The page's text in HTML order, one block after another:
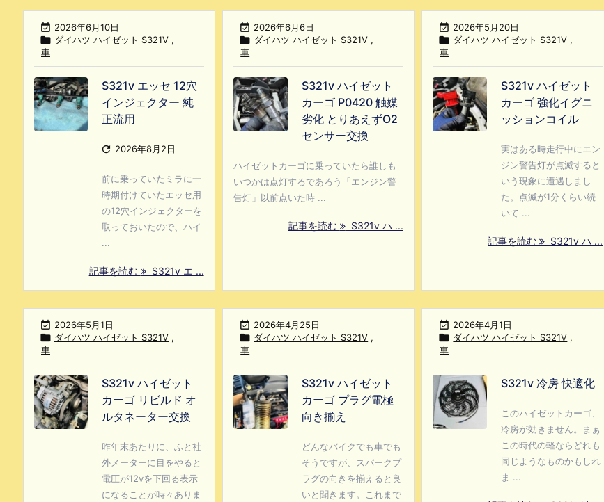
 2026年6月10日
 ダイハツ ハイゼット S321V ,
車
S321v エッセ 12穴
インジェクター 純
正流用
 2026年8月2日
前に乗っていたミラに一
時期付けていたエッセ用
の12穴インジェクターを
取っておいたので、ハイ
...
記事を読む S321v エ ...
 2026年6月6日
 ダイハツ ハイゼット S321V ,
車
S321v ハイゼット
カーゴ P0420 触媒
劣化 とりあえずO2
センサー交換
ハイゼットカーゴに乗っていたら誰しも
いつかは点灯するであろう「エンジン警
告灯」以前点いた時 ...
記事を読む S321v ハ ...
 2026年5月20日
 ダイハツ ハイゼット S321V ,
車
S321v ハイゼット
カーゴ 強化イグニ
ッションコイル
実はある時走行中にエン
ジン警告灯が点滅すると
いう現象に遭遇しまし
た。点滅が1分くらい続
いて ...
記事を読む S321v ハ ...
 2026年5月1日
 ダイハツ ハイゼット S321V ,
車
S321v ハイゼット
カーゴ リビルド オ
ルタネーター交換
昨年末あたりに、ふと社
外メーターに目をやると
電圧が12vを下回る表示
になることが時々ありま
 2026年4月25日
 ダイハツ ハイゼット S321V ,
車
S321v ハイゼット
カーゴ プラグ電極
向き揃え
どんなバイクでも車でも
そうですが、スパークプ
ラグの向きを揃えると良
いと聞きます。これまで
 2026年4月1日
 ダイハツ ハイゼット S321V ,
車
S321v 冷房 快適化
このハイゼットカーゴ、
冷房が効きません。まぁ
この時代の軽ならどれも
同じようなものかもしれ
ま ...